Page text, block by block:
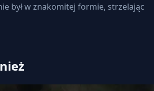
był w znakomitej formie, strzelając